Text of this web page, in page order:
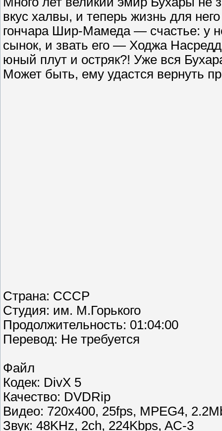
вкус халвы, и теперь жизнь для
гончара Шир-Мамеда — счастье: у
сынок, и звать его — Ходжа
юный плут и остряк?! Уже вся
Может быть, ему удастся вернуть
Страна: СССР
Студия: им. М.Горького
Продолжительность: 01:04:00
Перевод: Не требуется
Файл
Кодек: DivX 5
Качество: DVDRip
Видео: 720x400, 25fps, MPEG4,
Звук: 48KHz, 2ch, 224Kbps, AC-3